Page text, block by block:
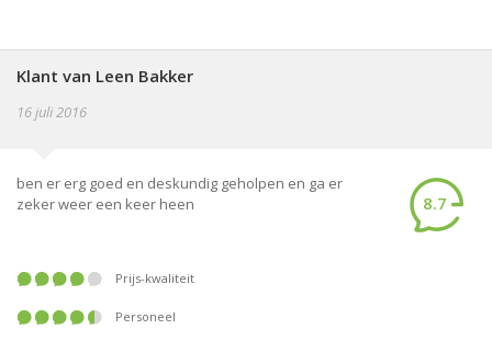
Klant van Leen Bakker
16 juli 2016
ben er erg goed en deskundig geholpen en ga er
zeker weer een keer heen
8.7
Prijs-kwaliteit
Personeel